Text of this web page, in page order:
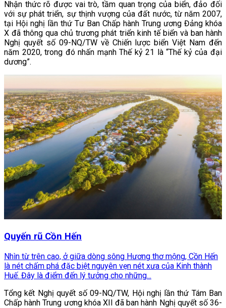
Nhận thức rõ được vai trò, tầm quan trọng của biển, đảo đối
với sự phát triển, sự thịnh vượng của đất nước, từ năm 2007,
tại Hội nghị lần thứ Tư Ban Chấp hành Trung ương Đảng khóa
X đã thông qua chủ trương phát triển kinh tế biển và ban hành
Nghị quyết số 09-NQ/TW về Chiến lược biển Việt Nam đến
năm 2020, trong đó nhấn mạnh Thế kỷ 21 là “Thế kỷ của đại
dương”.
Quyến rũ Cồn Hến
Nhìn từ trên cao, ở giữa dòng sông Hương thơ mộng, Cồn Hến
là nét chấm phá đặc biệt nguyên vẹn nét xưa của Kinh thành
Huế. Đây là điểm đến lý tưởng cho những...
Tổng kết Nghị quyết số 09-NQ/TW, Hội nghị lần thứ Tám Ban
Chấp hành Trung ương khóa XII đã ban hành Nghị quyết số 36-